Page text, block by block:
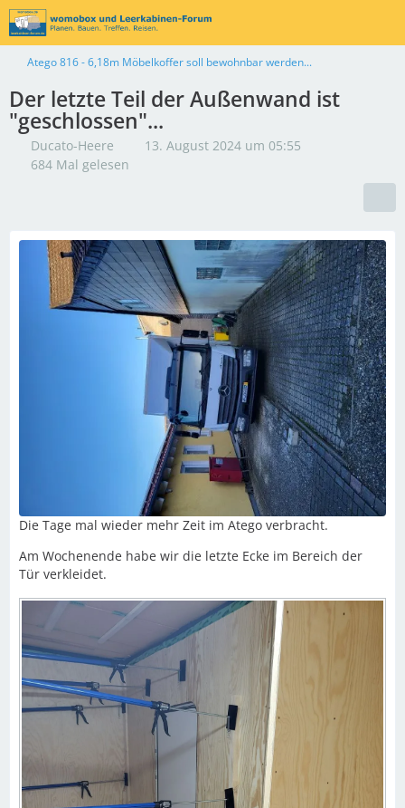
Atego 816 - 6,18m Möbelkoffer soll bewohnbar werden...
Der letzte Teil der Außenwand ist
"geschlossen"...
Ducato-Heere
13. August 2024 um 05:55
684 Mal gelesen
Die Tage mal wieder mehr Zeit im Atego verbracht.
Am Wochenende habe wir die letzte Ecke im Bereich der
Tür verkleidet.